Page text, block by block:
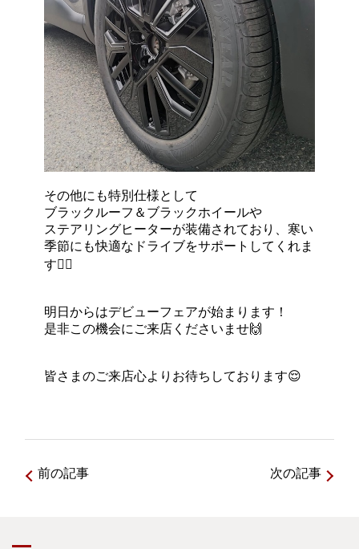
その他にも特別仕様として
ブラックルーフ＆ブラックホイールや
ステアリングヒーターが装備されており、寒い
季節にも快適なドライブをサポートしてくれま
す🙆‍♀️
明日からはデビューフェアが始まります！
是非この機会にご来店くださいませ🙌
皆さまのご来店心よりお待ちしております😌
前の記事 次の記事